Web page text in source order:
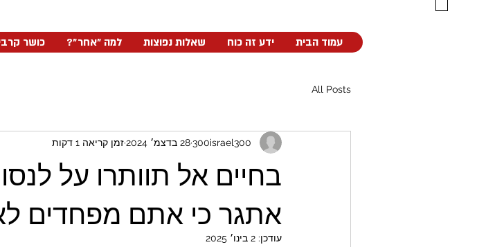
כושר ?למה ״אחר״ שאלות נפוצות ידע זה כוח עמוד הבית
All Posts
בחיים אל תוותרו על
אתגר כי אתם מפחדים
300israel30028 בדצמ׳ 2024 זמן קריאה 1 דקות
עודכן: 2 בינו׳ 2025